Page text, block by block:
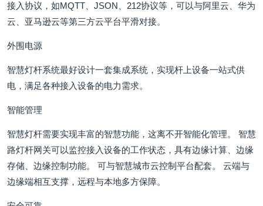
接入协议，如MQTT、JSON、212协议等，可以与阿里云、华为
云、亚马逊云等第三方云平台平滑对接。
外围电源
智慧灯杆系统最好设计一套集成系统，实现杆上设备一站式供
电，满足各种接入设备的电力需求。
智能管理
智慧灯杆需要实现丰富的智慧功能，这离不开智能化管理。 智慧
路灯杆网关可以监控接入设备的工作状态，具有边缘计算、边缘
存储、边缘控制功能。 可与智慧城市云控制平台配套。 云端与
边缘端相互支撑，远程与本地多方保障。